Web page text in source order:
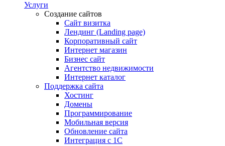
Услуги
Создание сайтов
Сайт визитка
Лендинг (Landing page)
Корпоративный сайт
Интернет магазин
Бизнес сайт
Агентство недвижимости
Интернет каталог
Поддержка сайта
Хостинг
Домены
Программирование
Мобильная версия
Обновление сайта
Интеграция с 1С